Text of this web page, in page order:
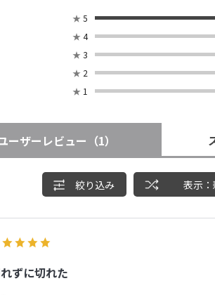
★ 5
★ 4
★ 3
★ 2
★ 1
ーザーレビュー （1）
絞り込み 表示
ずに切れた